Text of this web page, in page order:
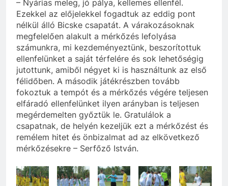
– Nyárias meleg, jó pálya, kellemes ellenfél.
Ezekkel az előjelekkel fogadtuk az eddig pont
nélkül álló Bicske csapatát. A várakozásoknak
megfelelően alakult a mérkőzés lefolyása
számunkra, mi kezdeményeztünk, beszorítottuk
ellenfelünket a saját térfelére és sok lehetőségig
jutottunk, amiből négyet ki is használtunk az első
félidőben. A második játékrészben tovább
fokoztuk a tempót és a mérkőzés végére teljesen
elfáradó ellenfelünket ilyen arányban is teljesen
megérdemelten győztük le. Gratulálok a
csapatnak, de helyén kezeljük ezt a mérkőzést és
remélem hitet és önbizalmat ad az elkövetkező
mérkőzésekre – Serfőző István.